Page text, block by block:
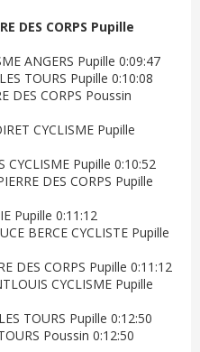
DES CORPS Pupille
ANGERS Pupille 0:09:47
TOURS Pupille 0:10:08
DES CORPS Poussin
CYCLISME Pupille
Pupille 0:10:52
DES CORPS Pupille
Pupille 0:11:12
BERCE CYCLISTE Pupille
DES CORPS Pupille 0:11:12
CYCLISME Pupille
TOURS Pupille 0:12:50
Poussin 0:12:50